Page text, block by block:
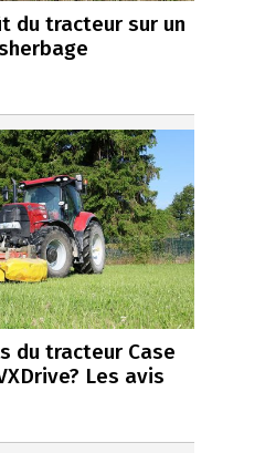
du tracteur sur un
du tracteur Case
Les avis